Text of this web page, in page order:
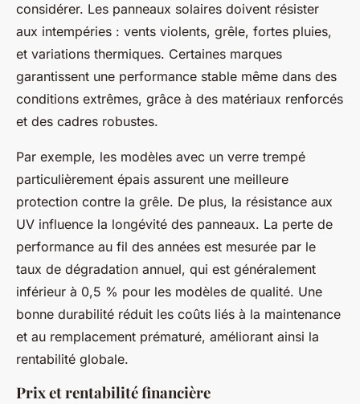
considérer. Les panneaux solaires doivent résister
aux intempéries : vents violents, grêle, fortes pluies,
et variations thermiques. Certaines marques
garantissent une performance stable même dans des
conditions extrêmes, grâce à des matériaux renforcés
et des cadres robustes.
Par exemple, les modèles avec un verre trempé
particulièrement épais assurent une meilleure
protection contre la grêle. De plus, la résistance aux
UV influence la longévité des panneaux. La perte de
performance au fil des années est mesurée par le
taux de dégradation annuel, qui est généralement
inférieur à 0,5 % pour les modèles de qualité. Une
bonne durabilité réduit les coûts liés à la maintenance
et au remplacement prématuré, améliorant ainsi la
rentabilité globale.
Prix et rentabilité financière